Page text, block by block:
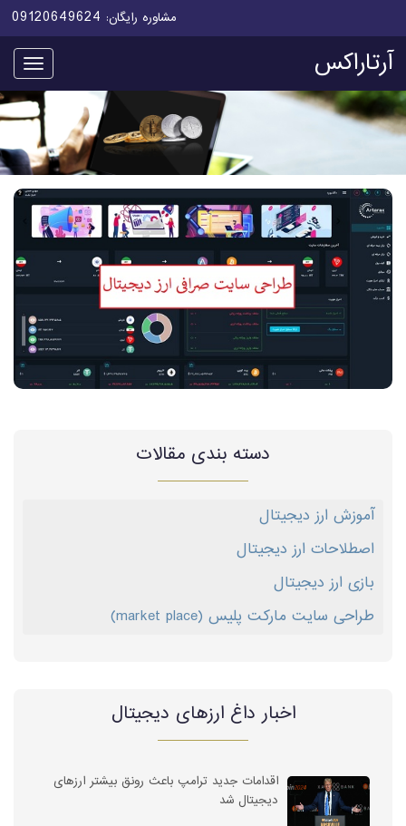
مشاوره رایگان: 09120649624
منو آرتاراکس
دسته بندی مقالات
آموزش ارز دیجیتال
اصطلاحات ارز دیجیتال
بازی ارز دیجیتال
طراحی سایت مارکت پلیس (market place)
اخبار داغ ارز‌های دیجیتال
اقدامات جدید ترامپ باعث رونق بیشتر ارزهای
دیجیتال شد